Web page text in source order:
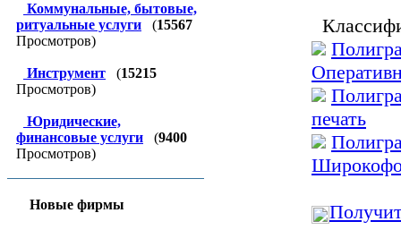
Коммунальные, бытовые,
ритуальные услуги
(15567
Просмотров)
Инструмент (15215
Просмотров)
Юридические,
финансовые услуги
(9400
Просмотров)
Новые фирмы
печать